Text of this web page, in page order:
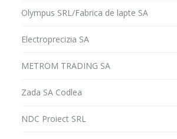
Olympus SRL/Fabrica de lapte SA
Electroprecizia SA
METROM TRADING SA
Zada SA Codlea
NDC Proiect SRL